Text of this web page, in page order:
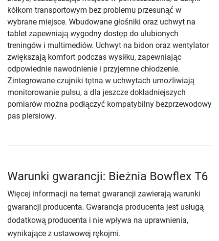
kółkom transportowym bez problemu przesunąć w
wybrane miejsce. Wbudowane głośniki oraz uchwyt na
tablet zapewniają wygodny dostęp do ulubionych
treningów i multimediów. Uchwyt na bidon oraz wentylator
zwiększają komfort podczas wysiłku, zapewniając
odpowiednie nawodnienie i przyjemne chłodzenie.
Zintegrowane czujniki tętna w uchwytach umożliwiają
monitorowanie pulsu, a dla jeszcze dokładniejszych
pomiarów można podłączyć kompatybilny bezprzewodowy
pas piersiowy.
Warunki gwarancji: Bieżnia Bowflex T6
Więcej informacji na temat gwarancji zawierają warunki
gwarancji producenta. Gwarancja producenta jest usługą
dodatkową producenta i nie wpływa na uprawnienia,
wynikające z ustawowej rękojmi.